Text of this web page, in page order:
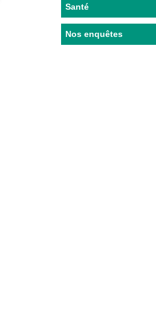
Santé
Nos enquêtes